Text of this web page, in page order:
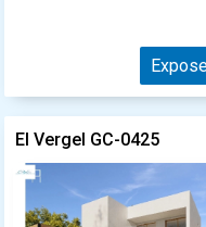
El Vergel GC-0425